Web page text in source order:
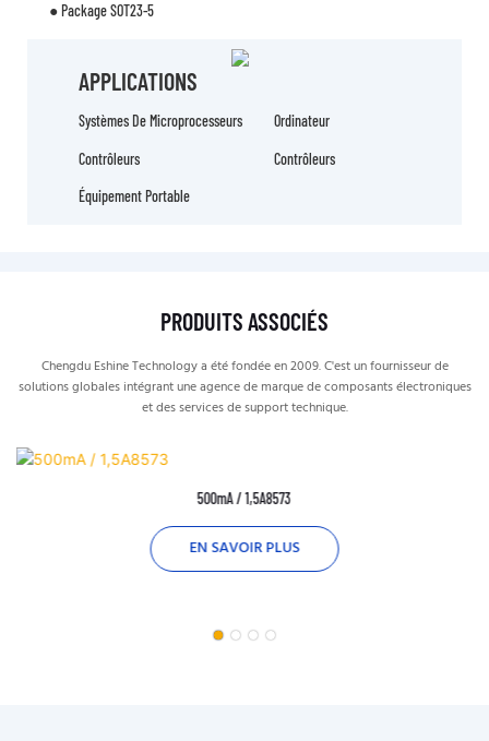
● Package SOT23-5
APPLICATIONS
Systèmes De Microprocesseurs Ordinateur
Contrôleurs Contrôleurs
Équipement Portable
PRODUITS ASSOCIÉS
Chengdu Eshine Technology a été fondée en 2009. C'est un fournisseur de
solutions globales intégrant une agence de marque de composants électroniques
et des services de support technique.
500mA / 1,5A8573
EN SAVOIR PLUS